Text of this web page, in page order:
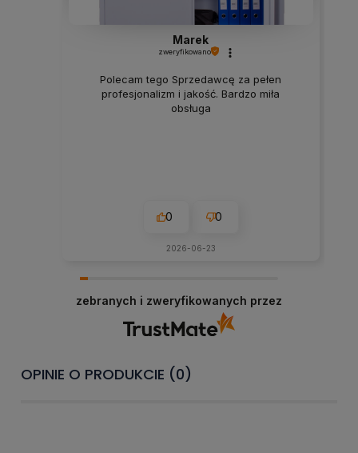
Marek
zweryfikowano
Polecam tego Sprzedawcę za pełen
profesjonalizm i jakość. Bardzo miła
obsługa
0 0
2026-06-23
zebranych i zweryfikowanych przez
OPINIE O PRODUKCIE (0)